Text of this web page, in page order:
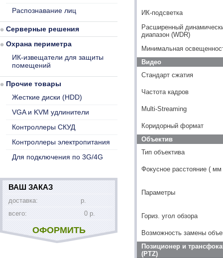
ИК-подсветка
Расширенный
диапазон (WDR)
Минимальная
Видео
Стандарт сжатия
Частота кадров
Multi-Streaming
Коридорный формат
Объектив
Тип объектива
Фокусное расстояние ( мм
Параметры
Гориз. угол обзора
Возможность замены
Позиционер и
(PTZ)
Распознавание лиц
Серверные решения
Охрана периметра
ИК-извещатели для защиты
помещений
Прочие товары
Жесткие диски (HDD)
VGA и KVM удлинители
Контроллеры СКУД
Контроллеры электропитания
Для подключения по 3G/4G
ВАШ ЗАКАЗ
доставка:
р.
всего:
0 р.
ОФОРМИТЬ